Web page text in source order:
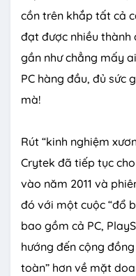
cồn trên khắp tất cả
đạt được nhiều thành
gần như chẳng mấy
PC hàng đầu, đủ sức
mà!
Rút “kinh nghiệm
Crytek đã tiếp tục
vào năm 2011 và
đó với một cuộc “đổ
bao gồm cả PC,
hướng đến cộng
toàn” hơn về mặt